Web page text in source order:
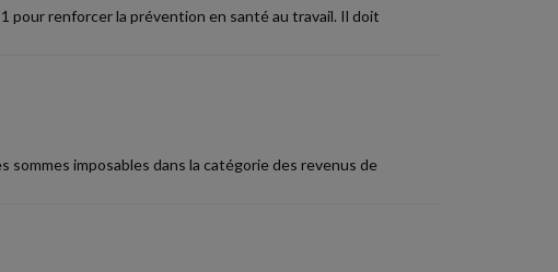
pour renforcer la prévention en santé au travail. Il doit
imposables dans la catégorie des revenus de